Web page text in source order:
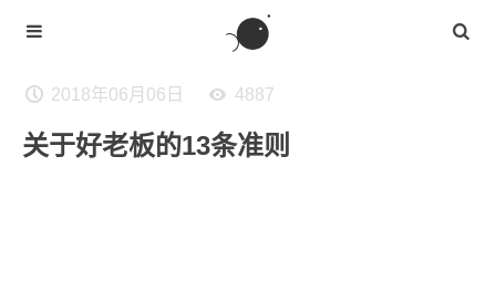
2018年06月06日 4887
关于好老板的13条准则